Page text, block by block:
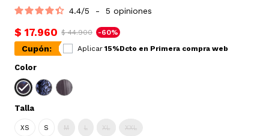
4.4/5 - 5 opiniones
$ 17.960 $ 44.900 -60%
Cupón: Aplicar 15%Dcto en Primera compra web
Color
Talla
XS S M L XL XXL